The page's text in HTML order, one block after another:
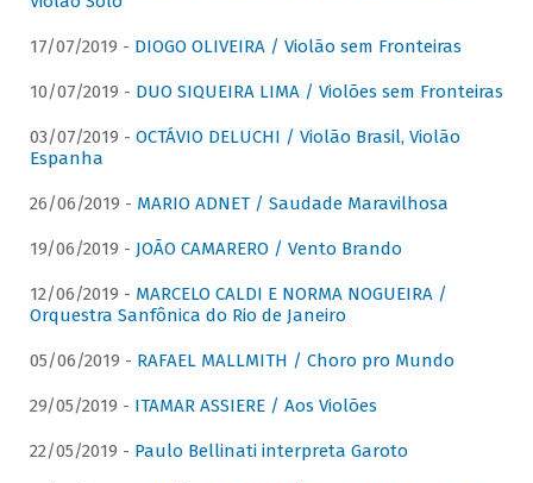
17/07/2019 - DIOGO OLIVEIRA / Violão sem Fronteiras
10/07/2019 - DUO SIQUEIRA LIMA / Violões sem Fronteiras
03/07/2019 - OCTÁVIO DELUCHI / Violão Brasil, Violão
Espanha
26/06/2019 - MARIO ADNET / Saudade Maravilhosa
19/06/2019 - JOÃO CAMARERO / Vento Brando
12/06/2019 - MARCELO CALDI E NORMA NOGUEIRA /
Orquestra Sanfônica do Rio de Janeiro
05/06/2019 - RAFAEL MALLMITH / Choro pro Mundo
29/05/2019 - ITAMAR ASSIERE / Aos Violões
22/05/2019 - Paulo Bellinati interpreta Garoto